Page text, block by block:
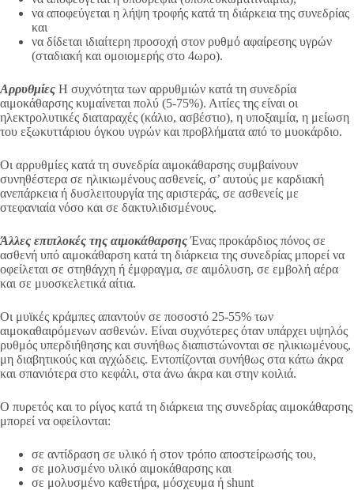
να αποφεύγεται η λήψη τροφής κατά τη διάρκεια της συνεδρίας
και
να δίδεται ιδιαίτερη προσοχή στον ρυθμό αφαίρεσης υγρών
(σταδιακή και ομοιομερής στο 4ωρο).
Αρρυθμίες Η συχνότητα των αρρυθμιών κατά τη συνεδρία
αιμοκάθαρσης κυμαίνεται πολύ (5-75%). Αιτίες της είναι οι
ηλεκτρολυτικές διαταραχές (κάλιο, ασβέστιο), η υποξαιμία, η μείωση
του εξωκυττάριου όγκου υγρών και προβλήματα από το μυοκάρδιο.
Οι αρρυθμίες κατά τη συνεδρία αιμοκάθαρσης συμβαίνουν
συνηθέστερα σε ηλικιωμένους ασθενείς, σ’ αυτούς με καρδιακή
ανεπάρκεια ή δυσλειτουργία της αριστεράς, σε ασθενείς με
στεφανιαία νόσο και σε δακτυλιδισμένους.
Άλλες επιπλοκές της αιμοκάθαρσηςΈνας προκάρδιος πόνος σε
ασθενή υπό αιμοκάθαρση κατά τη διάρκεια της συνεδρίας μπορεί να
οφείλεται σε στηθάγχη ή έμφραγμα, σε αιμόλυση, σε εμβολή αέρα
και σε μυοσκελετικά αίτια.
Οι μυϊκές κράμπες απαντούν σε ποσοστό 25-55% των
αιμοκαθαιρόμενων ασθενών. Είναι συχνότερες όταν υπάρχει υψηλός
ρυθμός υπερδιήθησης και συνήθως διαπιστώνονται σε ηλικιωμένους,
μη διαβητικούς και αγχώδεις. Εντοπίζονται συνήθως στα κάτω άκρα
και σπανιότερα στο κεφάλι, στα άνω άκρα και στην κοιλιά.
Ο πυρετός και το ρίγος κατά τη διάρκεια της συνεδρίας αιμοκάθαρσης
μπορεί να οφείλονται:
σε αντίδραση σε υλικό ή στον τρόπο αποστείρωσής του,
σε μολυσμένο υλικό αιμοκάθαρσης και
σε μολυσμένο καθετήρα, μόσχευμα ή shunt